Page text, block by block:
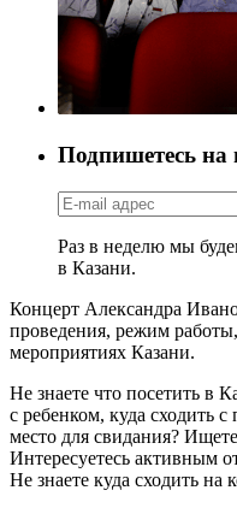
Подпишетесь на
Раз в неделю мы
в Казани.
Концерт Александра
проведения, режим
мероприятиях Казани.
Не знаете что посетить в
с ребенком, куда сходить
место для свидания?
Интересуетесь активным
Не знаете куда сходить на